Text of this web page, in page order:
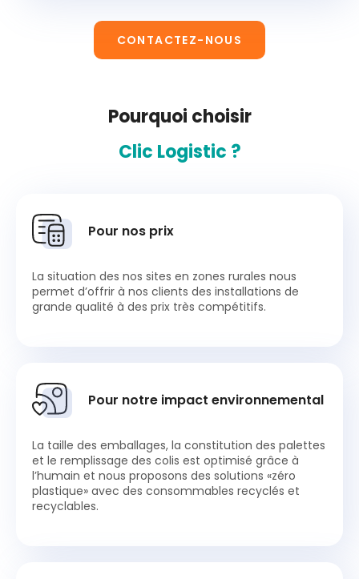
CONTACTEZ-NOUS
Pourquoi choisir
Clic Logistic ?
Pour nos prix
La situation des nos sites en zones rurales nous
permet d’offrir à nos clients des installations de
grande qualité à des prix très compétitifs.
Pour notre impact environnemental
La taille des emballages, la constitution des palettes
et le remplissage des colis est optimisé grâce à
l’humain et nous proposons des solutions «zéro
plastique» avec des consommables recyclés et
recyclables.